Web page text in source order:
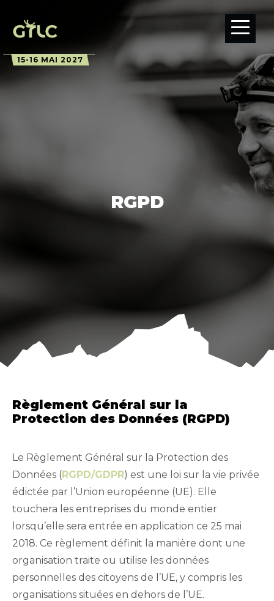
15-16 MAI 2027
RGPD
Règlement Général sur la
Protection des Données (RGPD)
Le Règlement Général sur la Protection des
Données (RGPD/GDPR) est une loi sur la vie privée
édictée par l’Union européenne (UE). Elle
touchera les entreprises du monde entier
lorsqu’elle sera entrée en application ce 25 mai
2018. Ce règlement définit la manière dont une
organisation traite ou utilise les données
personnelles des citoyens de l’UE, y compris les
organisations situées en dehors de l’UE.